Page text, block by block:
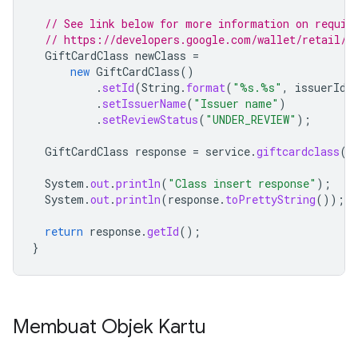
// See link below for more information on
// https://developers.google.com/wallet/retail/
GiftCardClass newClass =
new GiftCardClass()
. setId(String . format( "%s.%s" , issuerId
. setIssuerName( "Issuer name" )
. setReviewStatus( "UNDER_REVIEW" );
GiftCardClass response = service.giftcardclass
System .out.println( "Class insert response" );
System .out.println(response. toPrettyString());
return response.getId();
}
Membuat Objek Kartu